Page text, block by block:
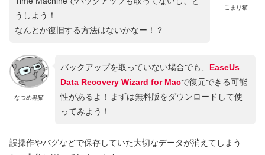
こまり猫
うしよう！
なんとか復旧する方法はないかなー！？
なつめ黒猫
バックアップを取っていない場合でも、 EaseUs
Data Recovery Wizard for Macで復元できる可能
性があるよ！まずは無料版をダウンロードして使
ってみよう！
誤操作やバグなどで保存していた大切なデータが消えてしまう